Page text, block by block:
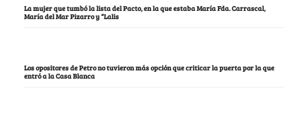
La mujer que tumbó la lista del Pacto, en la que estaba María Fda. Carrascal,
María del Mar Pizarro y “Lalis
Los opositores de Petro no tuvieron más opción que criticar la puerta por la que
entró a la Casa Blanca